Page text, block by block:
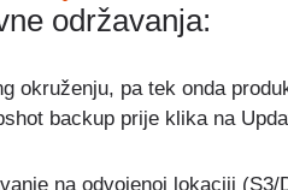
održavanja:
okruženju, pa tek onda
backup prije klika na
na odvojenoj lokaciji (S3/